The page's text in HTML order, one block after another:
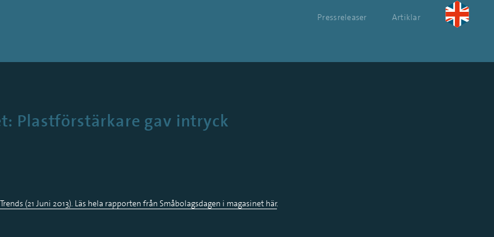
Pressreleaser Artiklar
Plastförstärkare gav intryck
(21 Juni 2013). Läs hela rapporten från Småbolagsdagen i magasinet här.